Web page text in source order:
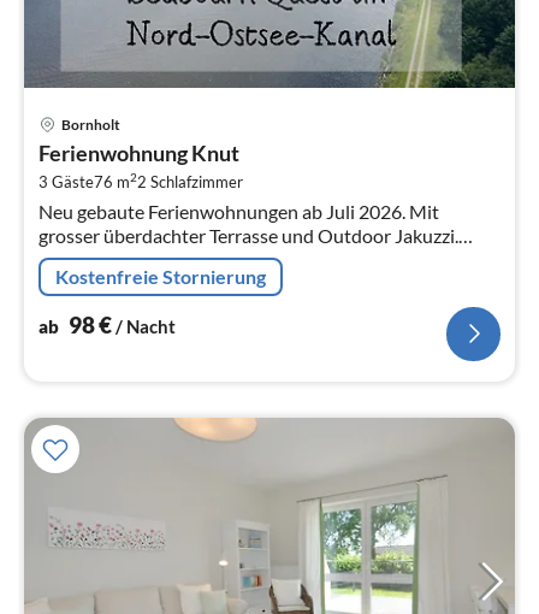
Bornholt
Ferienwohnung Knut
3 Gäste76 m22 Schlafzimmer
Neu gebaute Ferienwohnungen ab Juli 2026. Mit
grosser überdachter Terrasse und Outdoor Jakuzzi.
Komplett eingezäunter Garten. Hunde ausdrücklich
Willkommen, ohne Aufpreis!
Kostenfreie Stornierung
ab 98€/ Nacht